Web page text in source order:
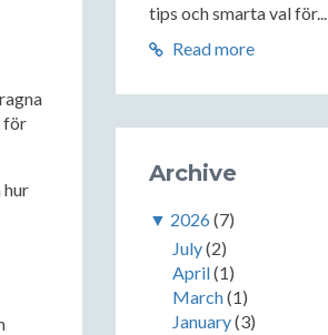
för
hur
tips och smarta val för...
Read more
Archive
▼ 2026(7)
July(2)
April(1)
March(1)
January(3)